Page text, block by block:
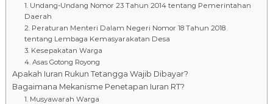
1. Undang-Undang Nomor 23 Tahun 2014 tentang Pemerintahan
Daerah
2. Peraturan Menteri Dalam Negeri Nomor 18 Tahun 2018
tentang Lembaga Kemasyarakatan Desa
3. Kesepakatan Warga
4. Asas Gotong Royong
Apakah Iuran Rukun Tetangga Wajib Dibayar?
Bagaimana Mekanisme Penetapan Iuran RT?
1. Musyawarah Warga